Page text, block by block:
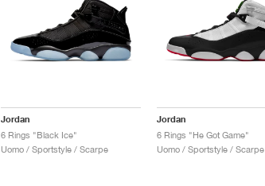
Jordan
6 Rings "Black Ice"
Uomo / Sportstyle / Scarpe
Jordan
6 Rings "He Got Game"
Uomo / Sportstyle / Scarpe